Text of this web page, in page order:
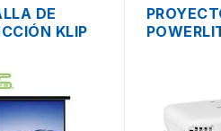
DE
KLIP
200 X
(100
VIDEO